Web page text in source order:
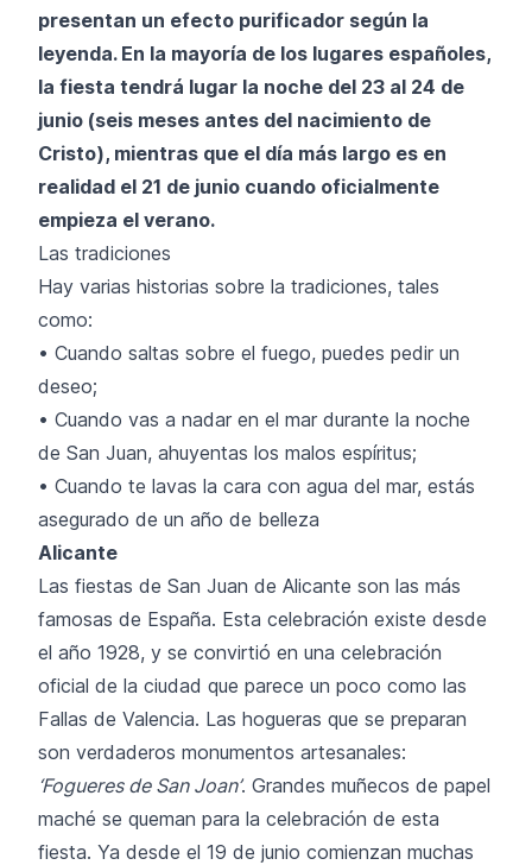
presentan un efecto purificador según la
leyenda. En la mayoría de los lugares españoles,
la fiesta tendrá lugar la noche del 23 al 24 de
junio (seis meses antes del nacimiento de
Cristo), mientras que el día más largo es en
realidad el 21 de junio cuando oficialmente
empieza el verano.
Las tradiciones
Hay varias historias sobre la tradiciones, tales
como:
• Cuando saltas sobre el fuego, puedes pedir un
deseo;
• Cuando vas a nadar en el mar durante la noche
de San Juan, ahuyentas los malos espíritus;
• Cuando te lavas la cara con agua del mar, estás
asegurado de un año de belleza
Alicante
Las fiestas de San Juan de Alicante son las más
famosas de España. Esta celebración existe desde
el año 1928, y se convirtió en una celebración
oficial de la ciudad que parece un poco como las
Fallas de Valencia. Las hogueras que se preparan
son verdaderos monumentos artesanales:
‘Fogueres de San Joan’. Grandes muñecos de papel
maché se queman para la celebración de esta
fiesta. Ya desde el 19 de junio comienzan muchas